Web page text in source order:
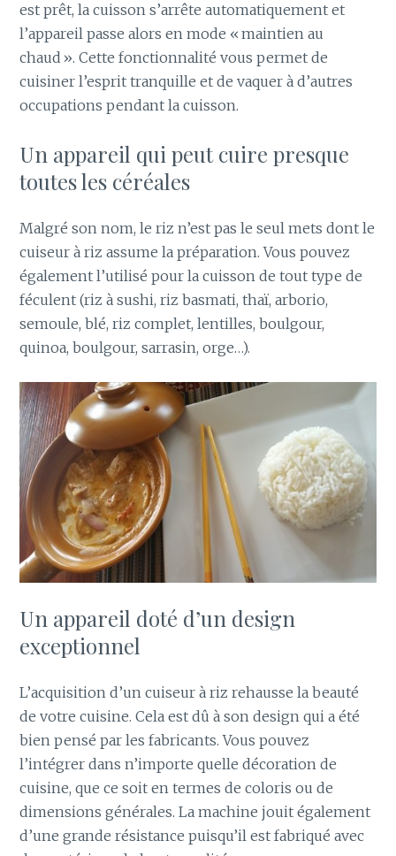
est prêt, la cuisson s’arrête automatiquement et
l’appareil passe alors en mode « maintien au
chaud ». Cette fonctionnalité vous permet de
cuisiner l’esprit tranquille et de vaquer à d’autres
occupations pendant la cuisson.
Un appareil qui peut cuire presque
toutes les céréales
Malgré son nom, le riz n’est pas le seul mets dont le
cuiseur à riz assume la préparation. Vous pouvez
également l’utilisé pour la cuisson de tout type de
féculent (riz à sushi, riz basmati, thaï, arborio,
semoule, blé, riz complet, lentilles, boulgour,
quinoa, boulgour, sarrasin, orge…).
Un appareil doté d’un design
exceptionnel
L’acquisition d’un cuiseur à riz rehausse la beauté
de votre cuisine. Cela est dû à son design qui a été
bien pensé par les fabricants. Vous pouvez
l’intégrer dans n’importe quelle décoration de
cuisine, que ce soit en termes de coloris ou de
dimensions générales. La machine jouit également
d’une grande résistance puisqu’il est fabriqué avec